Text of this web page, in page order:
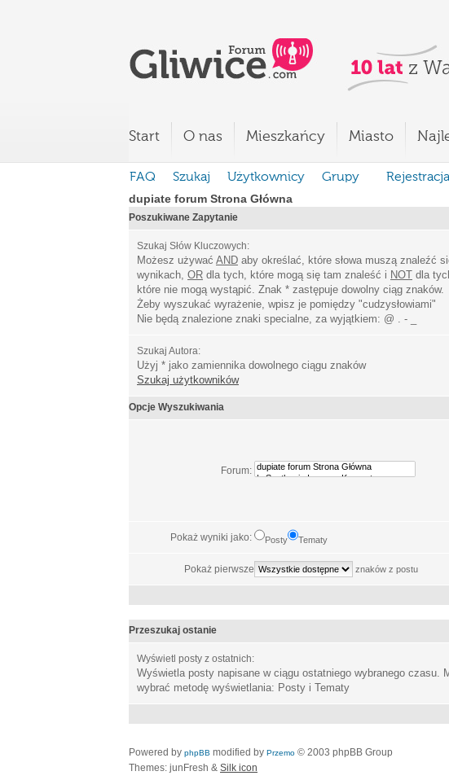
Start O nas Mieszkańcy Miasto
FAQ Szukaj Użytkownicy Grupy Rejestracja
dupiate forum Strona Główna
Poszukiwane Zapytanie
Szukaj Słów Kluczowych:
Możesz używać AND aby określać, które słowa muszą znaleźć
wynikach, OR dla tych, które mogą się tam znaleść i NOT dla
które nie mogą wystąpić. Znak * zastępuje dowolny ciąg znaków.
Żeby wyszukać wyrażenie, wpisz je pomiędzy "cudzysłowiami"
Nie będą znalezione znaki specialne, za wyjątkiem: @ . - _
Szukaj Autora:
Użyj * jako zamiennika dowolnego ciągu znaków
Szukaj użytkowników
Opcje Wyszukiwania
Forum:
Pokaż wyniki jako: Posty Tematy
Pokaż pierwsze znaków z postu
Przeszukaj ostanie
Wyświetl posty z ostatnich:
Wyświetla posty napisane w ciągu ostatniego wybranego czasu.
wybrać metodę wyświetlania: Posty i Tematy
Powered by phpBB modified by Przemo © 2003 phpBB Group
Themes: junFresh & Silk icon